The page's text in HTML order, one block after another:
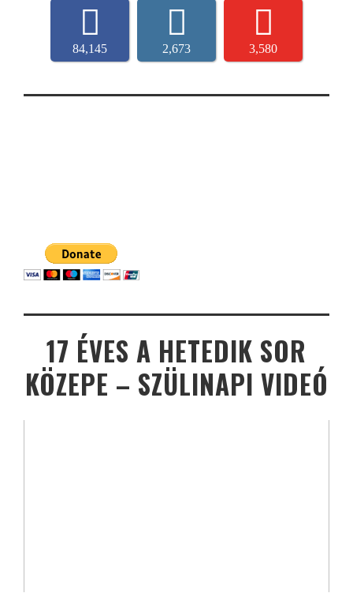
84,145 2,673 3,580
17 ÉVES A HETEDIK SOR
KÖZEPE – SZÜLINAPI VIDEÓ